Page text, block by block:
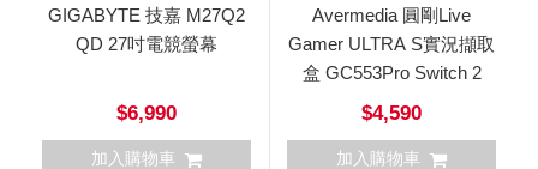
GIGABYTE 技嘉 M27Q2
QD 27吋電競螢幕
$6,990
加入購物車
Avermedia 圓剛Live
Gamer ULTRA S實況擷取
盒 GC553Pro Switch 2
$4,590
加入購物車